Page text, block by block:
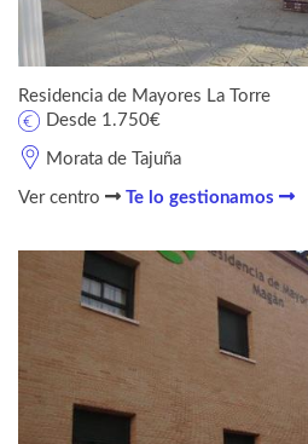
Residencia de Mayores La Torre
Morata de Tajuña
Desde 1.750€
Ver centro Te lo gestionamos